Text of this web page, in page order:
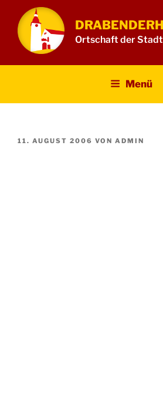
Inhalt
springen
Ortschaft der
Menü
VERÖFFENTLICHT
11. AUGUST 2006 VON ADMIN